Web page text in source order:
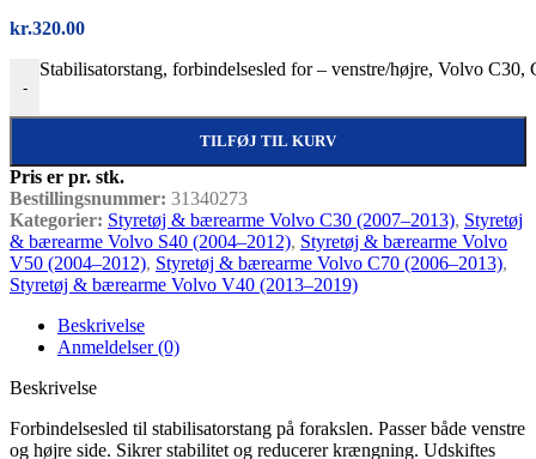
kr.320.00
-
Stabilisatorstang, forbindelsesled for – venstre/højre, Volvo
TILFØJ TIL KURV
Pris er pr. stk.
Bestillingsnummer: 31340273
Kategorier: Styretøj & bærearme Volvo C30 (2007–2013), Styretøj
& bærearme Volvo S40 (2004–2012), Styretøj & bærearme Volvo
V50 (2004–2012), Styretøj & bærearme Volvo C70 (2006–2013),
Styretøj & bærearme Volvo V40 (2013–2019)
Beskrivelse
Anmeldelser (0)
Beskrivelse
Forbindelsesled til stabilisatorstang på forakslen. Passer både venstre
og højre side. Sikrer stabilitet og reducerer krængning. Udskiftes